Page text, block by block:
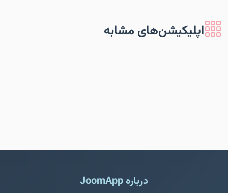
اپلیکیشن‌های مشابه
درباره JoomApp